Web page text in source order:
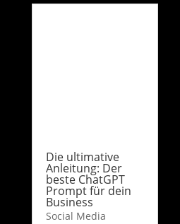
Die ultimative
Anleitung: Der
beste ChatGPT
Prompt für dein
Business
Social Media